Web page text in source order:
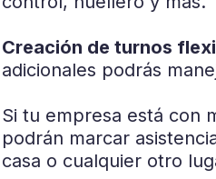
Creación de turnos
adicionales podrás
Si tu empresa está con
podrán marcar
casa o cualquier otro